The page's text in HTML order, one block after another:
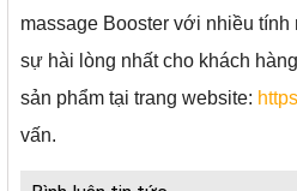
massage Booster với nhiều
sự hài lòng nhất cho khách
sản phẩm tại trang website:
vấn.